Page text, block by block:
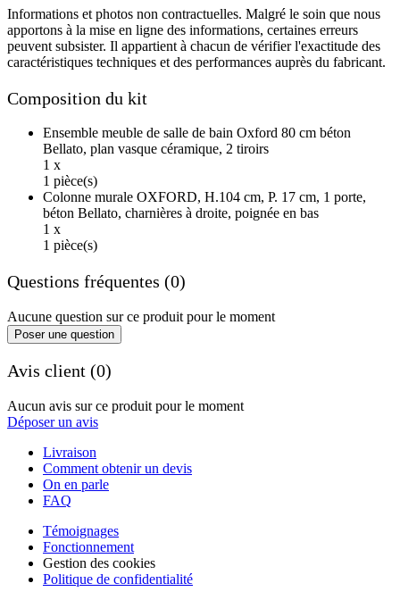
Informations et photos non contractuelles. Malgré le soin que nous
apportons à la mise en ligne des informations, certaines erreurs
peuvent subsister. Il appartient à chacun de vérifier l'exactitude des
caractéristiques techniques et des performances auprès du fabricant.
Composition du kit
Ensemble meuble de salle de bain Oxford 80 cm béton
Bellato, plan vasque céramique, 2 tiroirs
1 x
1 pièce(s)
Colonne murale OXFORD, H.104 cm, P. 17 cm, 1 porte,
béton Bellato, charnières à droite, poignée en bas
1 x
1 pièce(s)
Questions fréquentes (0)
Aucune question sur ce produit pour le moment
Poser une question
Avis client (0)
Aucun avis sur ce produit pour le moment
Déposer un avis
Livraison
Comment obtenir un devis
On en parle
FAQ
Témoignages
Fonctionnement
Gestion des cookies
Politique de confidentialité